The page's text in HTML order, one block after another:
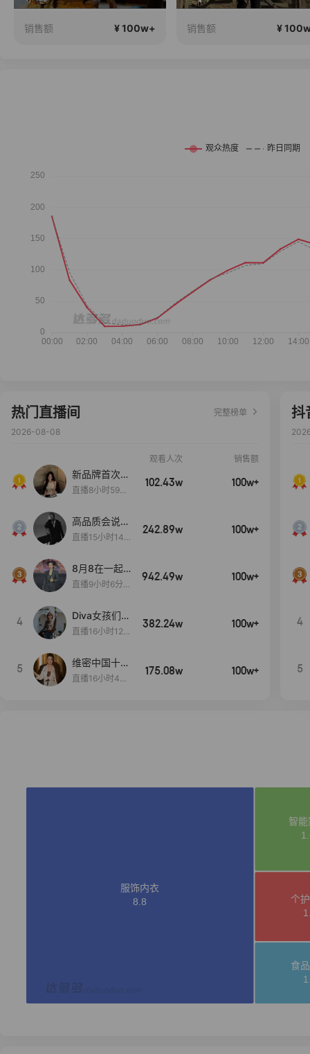
销售额 ¥ 100w+ 销售额 ¥
热门直播间
完整榜单
2026-08-08
观看人次 销售额
新品牌首次大
上新
直播8小时59分
102.43w 100w+
高品质会说
话….
直播15小时14
242.89w 100w+
8月8在一起
生日献礼盛典
直播9小时6分1
942.49w 100w+
4
Diva女孩们集
合啦~意大利
直播16小时12
382.24w 100w+
5
维密中国十周
年 与你如此
直播16小时48
175.08w 100w+
抖
4
5